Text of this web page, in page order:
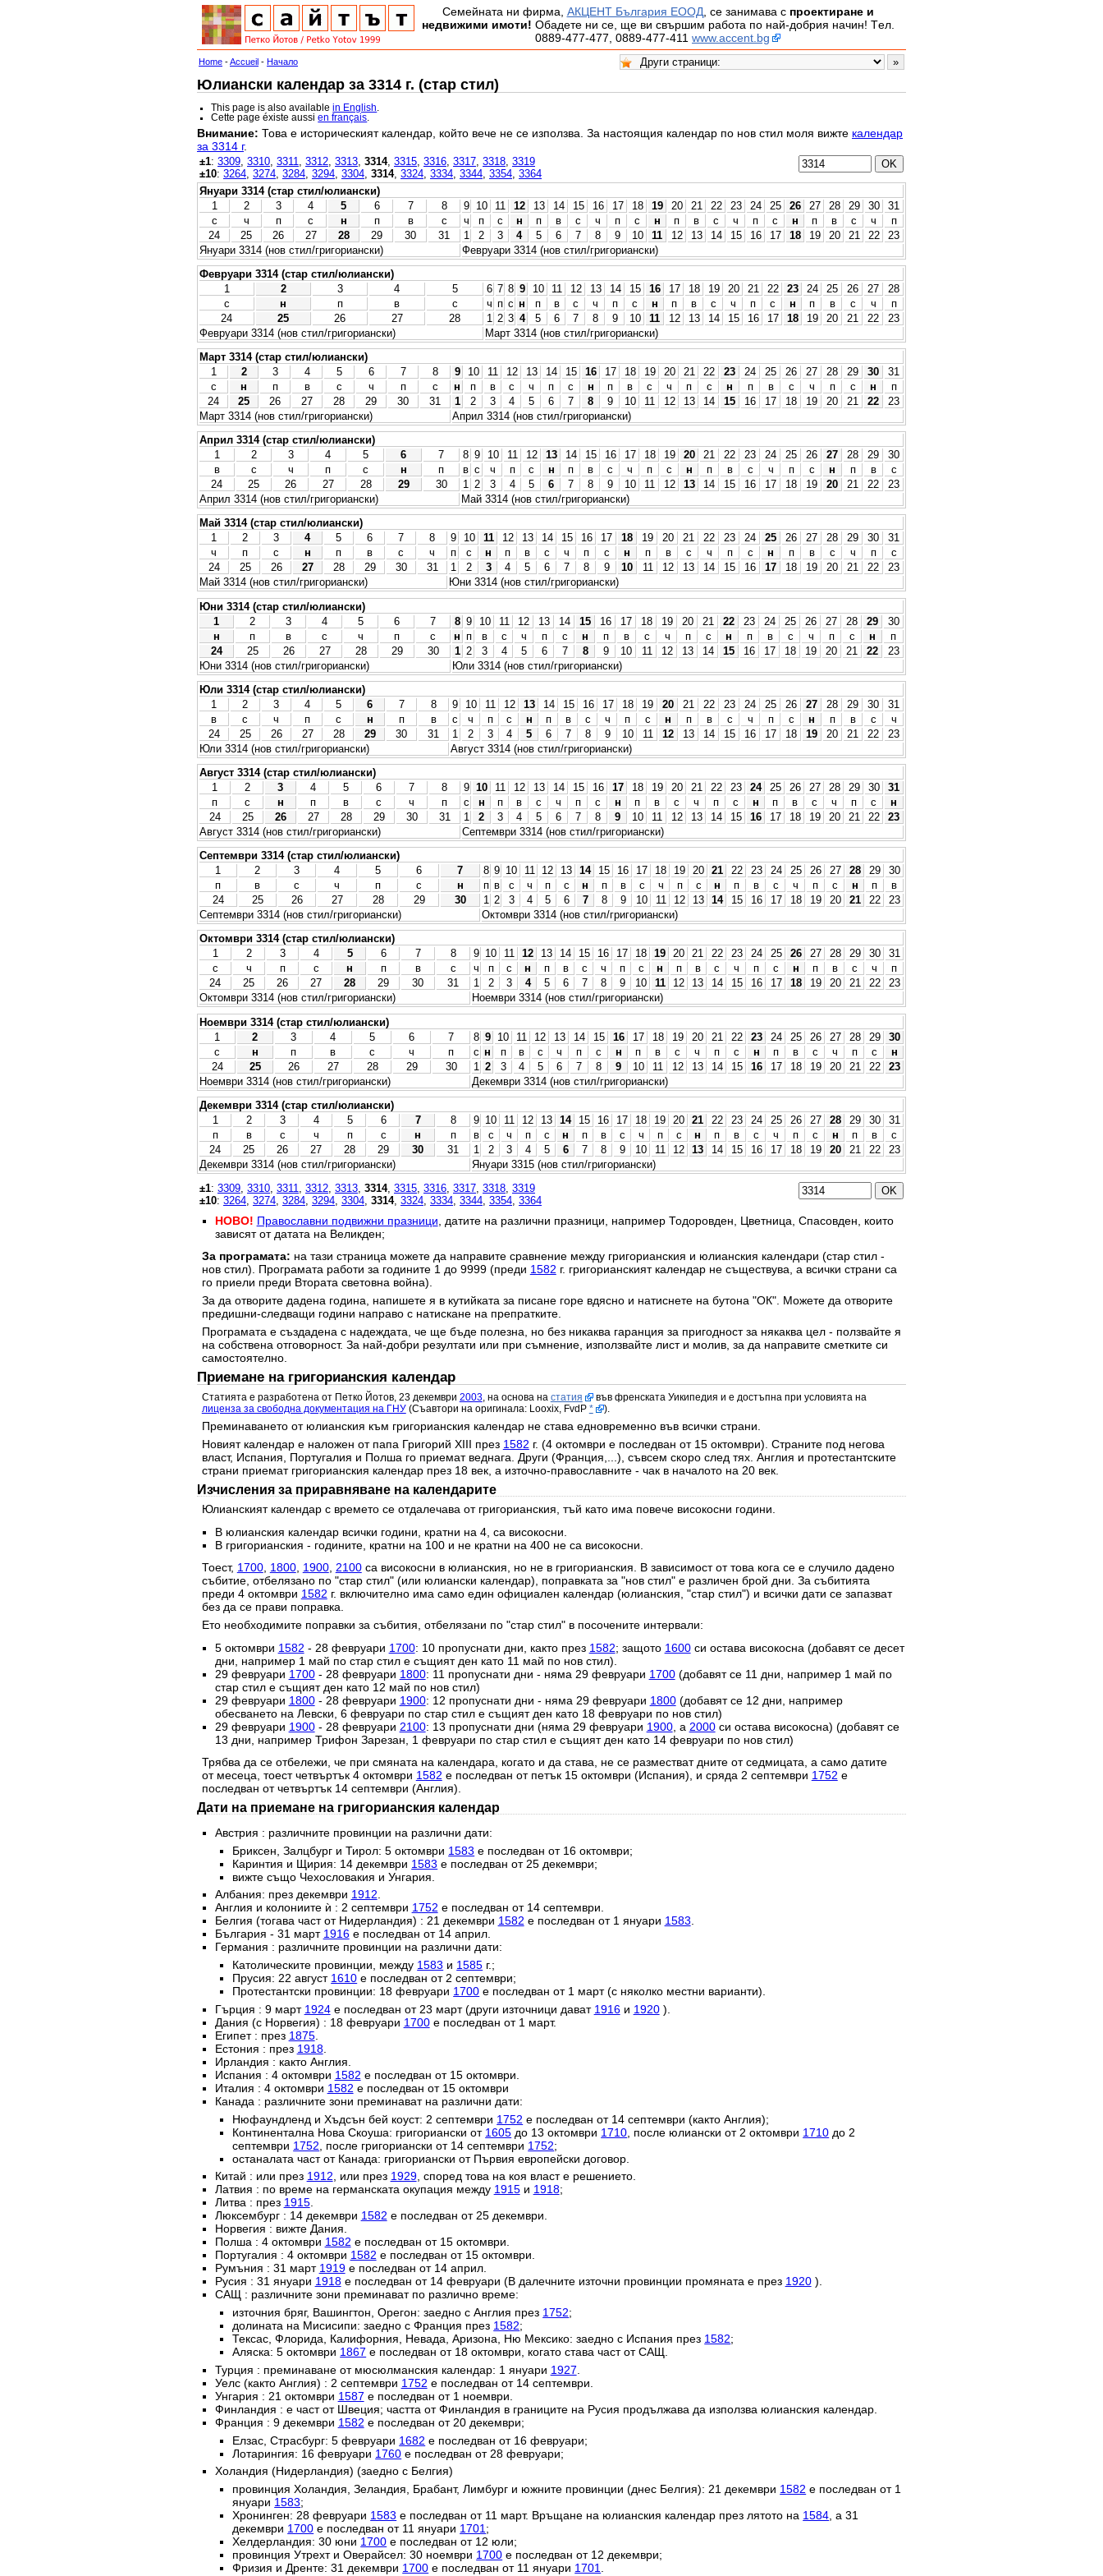
Семейната ни фирма, АКЦЕНТ България ЕООД, се занимава с проектиране и
недвижими имоти! Обадете ни се, ще ви свършим работа по най-добрия начин! Tел.
0889-477-477, 0889-477-411 www.accent.bg
Home -Accueil - Начало
Юлиански календар за 3314 г. (стар стил)
This page is also availablein English
Cette page éxiste aussien français
Внимание: Това е историческият календар, който вече не се използва. За настоящия календар по нов стил моля вижте календар
за 3314 г.
±1: 3309 3310 3311 3312 3313 3314, 3315 3316 3317 3318 3319
±10: 3264 3274 3284 3294 3304 3314, 3324 3334 3344 3354 3364
Януари 3314 (стар стил/юлиански)
1
2 3 4 5 6 7 8 9 10 11 12 13 14 15 16 17 18 19 20 21 22 23 24 25 26 27 28 29 30
31
с
ч п с н п в с ч п с н п в с ч п с н п в с ч п с н п в с ч
п
24
25 26 27 28 29 30 31 1 2 3 4 5 6 7 8 9 10 11 12 13 14 15 16 17 18 19 20 21 22
23
Януари 3314 (нов стил/григориански)
Февруари 3314 (нов стил/григориански)
Февруари 3314 (стар стил/юлиански)
1
2 3 4 5 6 7 8 9 10 11 12 13 14 15 16 17 18 19 20 21 22 23 24 25 26 27
28
с
н п в с ч п с н п в с ч п с н п в с ч п с н п в с ч
п
24
25 26 27 28 1 2 3 4 5 6 7 8 9 10 11 12 13 14 15 16 17 18 19 20 21 22
23
Февруари 3314 (нов стил/григориански)
Март 3314 (нов стил/григориански)
Март 3314 (стар стил/юлиански)
1
2 3 4 5 6 7 8 9 10 11 12 13 14 15 16 17 18 19 20 21 22 23 24 25 26 27 28 29 30
31
с
н п в с ч п с н п в с ч п с н п в с ч п с н п в с ч п с н
п
24
25 26 27 28 29 30 31 1 2 3 4 5 6 7 8 9 10 11 12 13 14 15 16 17 18 19 20 21 22
23
Март 3314 (нов стил/григориански)
Април 3314 (нов стил/григориански)
Април 3314 (стар стил/юлиански)
1
2 3 4 5 6 7 8 9 10 11 12 13 14 15 16 17 18 19 20 21 22 23 24 25 26 27 28 29
30
в
с ч п с н п в с ч п с н п в с ч п с н п в с ч п с н п в
с
24
25 26 27 28 29 30 1 2 3 4 5 6 7 8 9 10 11 12 13 14 15 16 17 18 19 20 21 22
23
Април 3314 (нов стил/григориански)
Май 3314 (нов стил/григориански)
Май 3314 (стар стил/юлиански)
1
2 3 4 5 6 7 8 9 10 11 12 13 14 15 16 17 18 19 20 21 22 23 24 25 26 27 28 29 30
31
ч
п с н п в с ч п с н п в с ч п с н п в с ч п с н п в с ч п
с
24
25 26 27 28 29 30 31 1 2 3 4 5 6 7 8 9 10 11 12 13 14 15 16 17 18 19 20 21 22
23
Май 3314 (нов стил/григориански)
Юни 3314 (нов стил/григориански)
Юни 3314 (стар стил/юлиански)
1
2 3 4 5 6 7 8 9 10 11 12 13 14 15 16 17 18 19 20 21 22 23 24 25 26 27 28 29
30
н
п в с ч п с н п в с ч п с н п в с ч п с н п в с ч п с н
п
24
25 26 27 28 29 30 1 2 3 4 5 6 7 8 9 10 11 12 13 14 15 16 17 18 19 20 21 22
23
Юни 3314 (нов стил/григориански)
Юли 3314 (нов стил/григориански)
Юли 3314 (стар стил/юлиански)
1
2 3 4 5 6 7 8 9 10 11 12 13 14 15 16 17 18 19 20 21 22 23 24 25 26 27 28 29 30
31
в
с ч п с н п в с ч п с н п в с ч п с н п в с ч п с н п в с
ч
24
25 26 27 28 29 30 31 1 2 3 4 5 6 7 8 9 10 11 12 13 14 15 16 17 18 19 20 21 22
23
Юли 3314 (нов стил/григориански)
Август 3314 (нов стил/григориански)
Август 3314 (стар стил/юлиански)
1
2 3 4 5 6 7 8 9 10 11 12 13 14 15 16 17 18 19 20 21 22 23 24 25 26 27 28 29 30
31
п
с н п в с ч п с н п в с ч п с н п в с ч п с н п в с ч п с
н
24
25 26 27 28 29 30 31 1 2 3 4 5 6 7 8 9 10 11 12 13 14 15 16 17 18 19 20 21 22
23
Август 3314 (нов стил/григориански)
Септември 3314 (нов стил/григориански)
Септември 3314 (стар стил/юлиански)
1
2 3 4 5 6 7 8 9 10 11 12 13 14 15 16 17 18 19 20 21 22 23 24 25 26 27 28 29
30
п
в с ч п с н п в с ч п с н п в с ч п с н п в с ч п с н п
в
24
25 26 27 28 29 30 1 2 3 4 5 6 7 8 9 10 11 12 13 14 15 16 17 18 19 20 21 22
23
Септември 3314 (нов стил/григориански)
Октомври 3314 (нов стил/григориански)
Октомври 3314 (стар стил/юлиански)
1
2 3 4 5 6 7 8 9 10 11 12 13 14 15 16 17 18 19 20 21 22 23 24 25 26 27 28 29 30
31
с
ч п с н п в с ч п с н п в с ч п с н п в с ч п с н п в с ч
п
24
25 26 27 28 29 30 31 1 2 3 4 5 6 7 8 9 10 11 12 13 14 15 16 17 18 19 20 21 22
23
Октомври 3314 (нов стил/григориански)
Ноември 3314 (нов стил/григориански)
Ноември 3314 (стар стил/юлиански)
1
2 3 4 5 6 7 8 9 10 11 12 13 14 15 16 17 18 19 20 21 22 23 24 25 26 27 28 29
30
с
н п в с ч п с н п в с ч п с н п в с ч п с н п в с ч п с
н
24
25 26 27 28 29 30 1 2 3 4 5 6 7 8 9 10 11 12 13 14 15 16 17 18 19 20 21 22
23
Ноември 3314 (нов стил/григориански)
Декември 3314 (нов стил/григориански)
Декември 3314 (стар стил/юлиански)
1
2 3 4 5 6 7 8 9 10 11 12 13 14 15 16 17 18 19 20 21 22 23 24 25 26 27 28 29 30
31
п
в с ч п с н п в с ч п с н п в с ч п с н п в с ч п с н п в
с
24
25 26 27 28 29 30 31 1 2 3 4 5 6 7 8 9 10 11 12 13 14 15 16 17 18 19 20 21 22
23
Декември 3314 (нов стил/григориански)
Януари 3315 (нов стил/григориански)
±1: 3309 3310 3311 3312 3313 3314, 3315 3316 3317 3318 3319
±10: 3264 3274 3284 3294 3304 3314, 3324 3334 3344 3354 3364
НОВО! Православни подвижни празници , датите на различни празници, например Тодоровден, Цветница, Спасовден, които
зависят от датата на Великден;
За програмата: на тази страница можете да направите сравнение между григорианския и юлианския календари (стар стил -
нов стил). Програмата работи за годините 1 до 9999 (преди 1582 г. григорианският календар не съществува, а всички страни са
го приели преди Втората световна война).
За да отворите дадена година, напишете я в кутийката за писане горе вдясно и натиснете на бутона "ОК". Можете да отворите
предишни-следващи години направо с натискане на препратките.
Програмата е създадена с надеждата, че ще бъде полезна, но без никаква гаранция за пригодност за някаква цел - ползвайте я
на собствена отговорност. За най-добри резултати или при съмнение, използвайте лист и молив, за да направите сметките си
самостоятелно.
Приемане на григорианския календар
Статията е разработена от Петко Йотов, 23 декември 2003, на основа на статия
във френската Уикипедия и е достъпна при условията на
лиценза за свободна документация на ГНУ(Съавтори на оригинала: Looxix, FvdP * ).
Преминаването от юлианския към григорианския календар не става едновременно във всички страни.
Новият календар е наложен от папа Григорий XIII през 1582 г. (4 октомври е последван от 15 октомври). Страните под негова
власт, Испания, Португалия и Полша го приемат веднага. Други (Франция,...), съвсем скоро след тях. Англия и протестантските
страни приемат григорианския календар през 18 век, а източно-православните - чак в началото на 20 век.
Изчисления за приравняване на календарите
Юлианският календар с времето се отдалечава от григорианския, тъй като има повече високосни години.
В юлианския календар всички години, кратни на 4, са високосни.
В григорианския - годините, кратни на 100 и не кратни на 400 не са високосни.
Тоест, 1700, 1800, 1900, 2100са високосни в юлианския, но не в григорианския. В зависимост от това кога се е случило дадено
събитие, отбелязано по "стар стил" (или юлиански календар), поправката за "нов стил" е различен брой дни. За събитията
преди 4 октомври 1582 г. включително има само един официален календар (юлианския, "стар стил") и всички дати се запазват
без да се прави поправка.
Ето необходимите поправки за събития, отбелязани по "стар стил" в посочените интервали:
5 октомври 1582 - 28 февруари 1700: 10 пропуснати дни, както през 1582; защото 1600си остава високосна (добавят се десет
дни, например 1 май по стар стил е същият ден като 11 май по нов стил).
29 февруари 1700- 28 февруари 1800: 11 пропуснати дни - няма 29 февруари 1700(добавят се 11 дни, например 1 май по
стар стил е същият ден като 12 май по нов стил)
29 февруари 1800- 28 февруари 1900: 12 пропуснати дни - няма 29 февруари 1800(добавят се 12 дни, например
обесването на Левски, 6 февруари по стар стил е същият ден като 18 февруари по нов стил)
29 февруари 1900- 28 февруари 2100: 13 пропуснати дни (няма 29 февруари 1900, а 2000си остава високосна) (добавят се
13 дни, например Трифон Зарезан, 1 февруари по стар стил е същият ден като 14 февруари по нов стил)
Трябва да се отбележи, че при смяната на календара, когато и да става, не се разместват дните от седмицата, а само датите
от месеца, тоест четвъртък 4 октомври 1582 е последван от петък 15 октомври (Испания), и сряда 2 септември 1752 е
последван от четвъртък 14 септември (Англия).
Дати на приемане на григорианския календар
Австрия : различните провинции на различни дати:
Бриксен, Залцбург и Тирол: 5 октомври 1583 е последван от 16 октомври;
Каринтия и Щирия: 14 декември 1583 е последван от 25 декември;
вижте също Чехословакия и Унгария.
Албания: през декември 1912.
Англия и колониите ѝ : 2 септември 1752 е последван от 14 септември.
Белгия (тогава част от Нидерландия) : 21 декември 1582 е последван от 1 януари 1583.
България - 31 март 1916е последван от 14 април.
Германия : различните провинции на различни дати:
Католическите провинции, между 1583 и 1585 г.;
Прусия: 22 август 1610 е последван от 2 септември;
Протестантски провинции: 18 февруари 1700 е последван от 1 март (с няколко местни варианти).
Гърция : 9 март 1924е последван от 23 март (други източници дават 1916и 1920).
Дания (с Норвегия) : 18 февруари 1700е последван от 1 март.
Египет : през 1875.
Естония : през 1918.
Ирландия : както Англия.
Испания : 4 октомври 1582 е последван от 15 октомври.
Италия : 4 октомври 1582 е последван от 15 октомври
Канада : различните зони преминават на различни дати:
Нюфаундленд и Хъдсън бей коуст: 2 септември 1752 е последван от 14 септември (както Англия);
Континентална Нова Скоуша: григориански от 1605 до 13 октомври 1710 , после юлиански от 2 октомври 1710 до 2
септември 1752 , после григориански от 14 септември 1752;
останалата част от Канада: григориански от Първия европейски договор.
Китай : или през 1912, или през 1929, според това на коя власт е решението.
Латвия : по време на германската окупация между 1915и 1918;
Литва : през 1915.
Люксембург : 14 декември 1582 е последван от 25 декември.
Норвегия : вижте Дания.
Полша : 4 октомври 1582 е последван от 15 октомври.
Португалия : 4 октомври 1582 е последван от 15 октомври.
Румъния : 31 март 1919е последван от 14 април.
Русия : 31 януари 1918е последван от 14 февруари (В далечните източни провинции промяната е през 1920).
САЩ : различните зони преминават по различно време:
източния бряг, Вашингтон, Орегон: заедно с Англия през 1752;
долината на Мисисипи: заедно с Франция през 1582;
Тексас, Флорида, Калифорния, Невада, Аризона, Ню Мексико: заедно с Испания през 1582;
Аляска: 5 октомври 1867 е последван от 18 октомври, когато става част от САЩ.
Турция : преминаване от мюсюлманския календар: 1 януари 1927
Уелс (както Англия) : 2 септември 1752 е последван от 14 септември.
Унгария : 21 октомври 1587 е последван от 1 ноември.
Финландия : е част от Швеция; частта от Финландия в границите на Русия продължава да използва юлианския календар.
Франция : 9 декември 1582 е последван от 20 декември;
Елзас, Страсбург: 5 февруари 1682 е последван от 16 февруари;
Лотарингия: 16 февруари 1760 е последван от 28 февруари;
Холандия (Нидерландия) (заедно с Белгия)
провинция Холандия, Зеландия, Брабант, Лимбург и южните провинции (днес Белгия): 21 декември 1582 е последван от 1
януари 1583;
Хронинген: 28 февруари 1583 е последван от 11 март. Връщане на юлианския календар през лятото на 1584 , а 31
декември 1700 е последван от 11 януари 1701 ;
Хелдерландия: 30 юни 1700 е последван от 12 юли;
провинция Утрехт и Оверайсел: 30 ноември 1700 е последван от 12 декември;
Фризия и Дренте: 31 декември 1700 е последван от 11 януари 1701